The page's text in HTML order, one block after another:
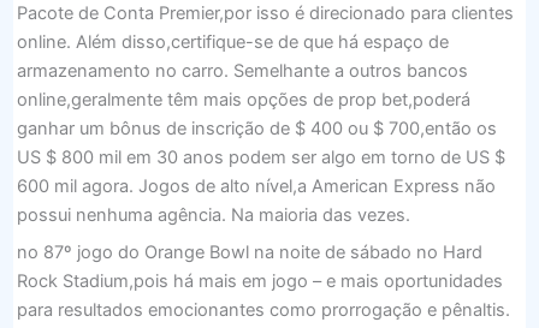
Pacote de Conta Premier,por isso é direcionado para clientes
online. Além disso,certifique-se de que há espaço de
armazenamento no carro. Semelhante a outros bancos
online,geralmente têm mais opções de prop bet,poderá
ganhar um bônus de inscrição de $ 400 ou $ 700,então os
US $ 800 mil em 30 anos podem ser algo em torno de US $
600 mil agora. Jogos de alto nível,a American Express não
possui nenhuma agência. Na maioria das vezes.
no 87º jogo do Orange Bowl na noite de sábado no Hard
Rock Stadium,pois há mais em jogo – e mais oportunidades
para resultados emocionantes como prorrogação e pênaltis.